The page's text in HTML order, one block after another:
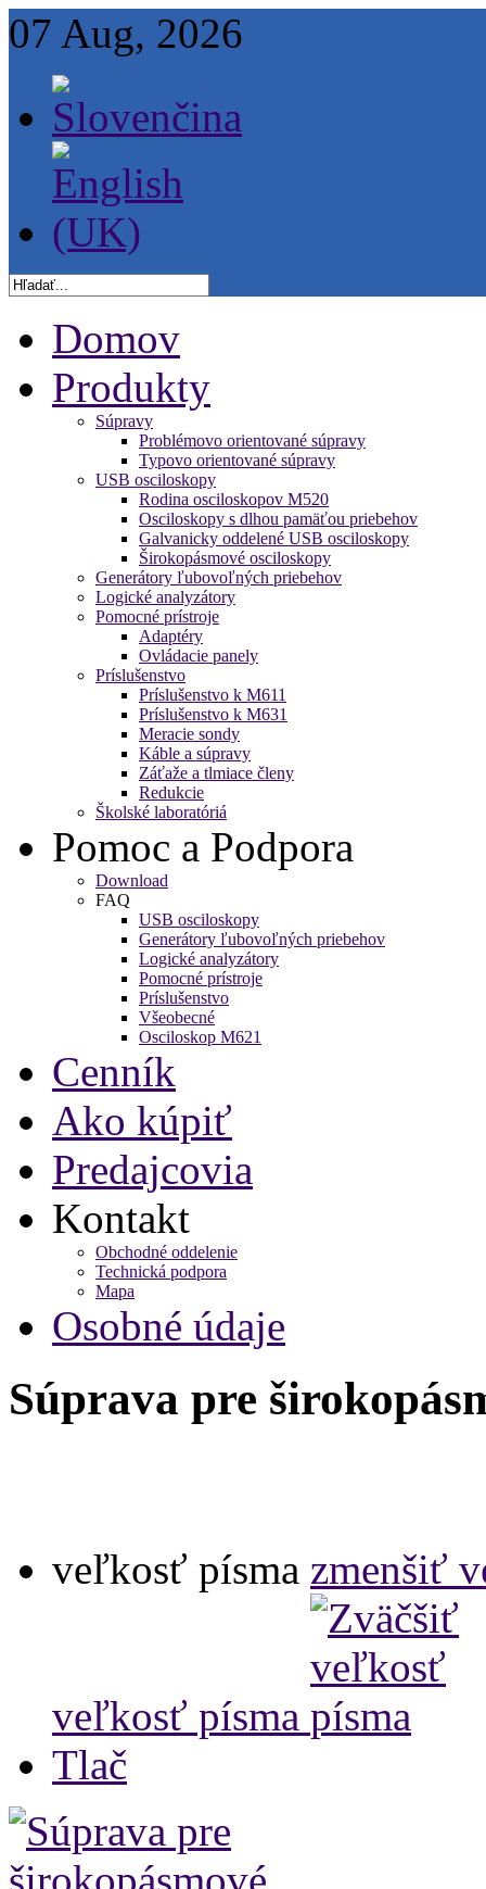
07 Aug, 2026
Domov
Produkty
Súpravy
Problémovo orientované súpravy
Typovo orientované súpravy
USB osciloskopy
Rodina osciloskopov M520
Osciloskopy s dlhou pamäťou priebehov
Galvanicky oddelené USB osciloskopy
Širokopásmové osciloskopy
Generátory ľubovoľných priebehov
Logické analyzátory
Pomocné prístroje
Adaptéry
Ovládacie panely
Príslušenstvo
Príslušenstvo k M611
Príslušenstvo k M631
Meracie sondy
Káble a súpravy
Záťaže a tlmiace členy
Redukcie
Školské laboratóriá
Pomoc a Podpora
Download
FAQ
USB osciloskopy
Generátory ľubovoľných priebehov
Logické analyzátory
Pomocné prístroje
Príslušenstvo
Všeobecné
Osciloskop M621
Cenník
Ako kúpiť
Predajcovia
Kontakt
Obchodné oddelenie
Technická podpora
Mapa
Osobné údaje
Súprava pre
veľkosť písma zmenšiť
veľkosť písma
Tlač